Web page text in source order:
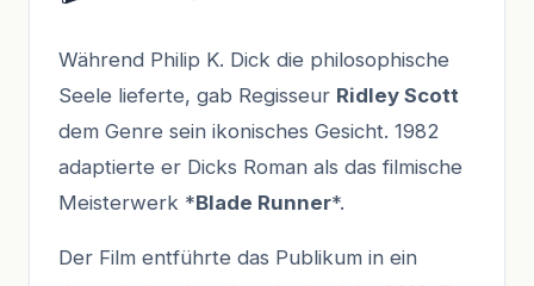
Während Philip K. Dick die philosophische
Seele lieferte, gab Regisseur Ridley Scott
dem Genre sein ikonisches Gesicht. 1982
adaptierte er Dicks Roman als das filmische
Meisterwerk *Blade Runner*.
Der Film entführte das Publikum in ein